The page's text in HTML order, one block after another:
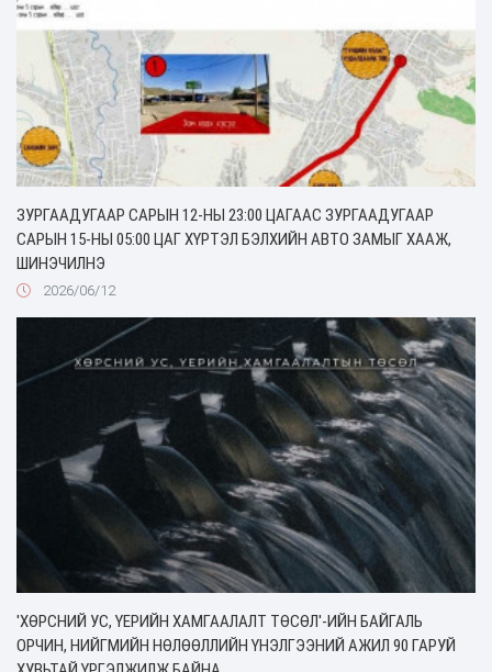
ЗУРГААДУГААР САРЫН 12-НЫ 23:00 ЦАГААС ЗУРГААДУГААР
САРЫН 15-НЫ 05:00 ЦАГ ХҮРТЭЛ БЭЛХИЙН АВТО ЗАМЫГ ХААЖ,
ШИНЭЧИЛНЭ
2026/06/12
'ХӨРСНИЙ УС, ҮЕРИЙН ХАМГААЛАЛТ ТӨСӨЛ'-ИЙН БАЙГАЛЬ
ОРЧИН, НИЙГМИЙН НӨЛӨӨЛЛИЙН ҮНЭЛГЭЭНИЙ АЖИЛ 90 ГАРУЙ